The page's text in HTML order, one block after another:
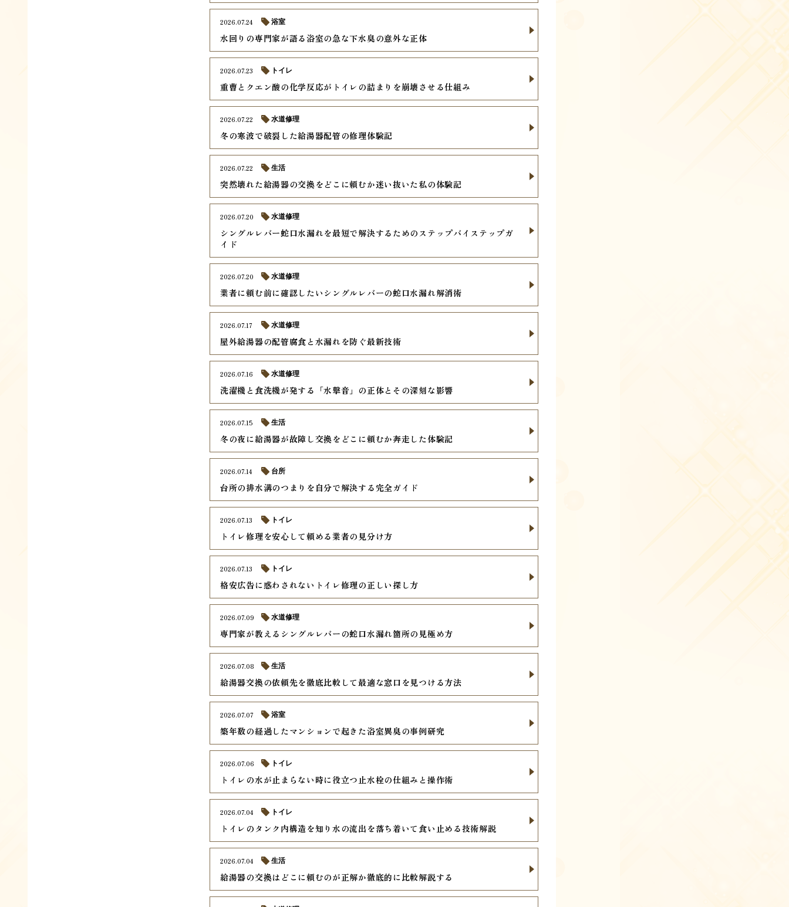
水回りの専門家が語る浴室の急な下水臭の意外な正体
2026.07.24 浴室
重曹とクエン酸の化学反応がトイレの詰まりを崩壊させる仕組み
2026.07.23 トイレ
冬の寒波で破裂した給湯器配管の修理体験記
2026.07.22 水道修理
突然壊れた給湯器の交換をどこに頼むか迷い抜いた私の体験記
2026.07.22 生活
シングルレバー蛇口水漏れを最短で解決するためのステップバイステップガ
イド
2026.07.20 水道修理
業者に頼む前に確認したいシングルレバーの蛇口水漏れ解消術
2026.07.20 水道修理
屋外給湯器の配管腐食と水漏れを防ぐ最新技術
2026.07.17 水道修理
洗濯機と食洗機が発する「水撃音」の正体とその深刻な影響
2026.07.16 水道修理
冬の夜に給湯器が故障し交換をどこに頼むか奔走した体験記
2026.07.15 生活
台所の排水溝のつまりを自分で解決する完全ガイド
2026.07.14 台所
トイレ修理を安心して頼める業者の見分け方
2026.07.13 トイレ
格安広告に惑わされないトイレ修理の正しい探し方
2026.07.13 トイレ
専門家が教えるシングルレバーの蛇口水漏れ箇所の見極め方
2026.07.09 水道修理
給湯器交換の依頼先を徹底比較して最適な窓口を見つける方法
2026.07.08 生活
築年数の経過したマンションで起きた浴室異臭の事例研究
2026.07.07 浴室
トイレの水が止まらない時に役立つ止水栓の仕組みと操作術
2026.07.06 トイレ
トイレのタンク内構造を知り水の流出を落ち着いて食い止める技術解説
2026.07.04 トイレ
給湯器の交換はどこに頼むのが正解か徹底的に比較解説する
2026.07.04 生活